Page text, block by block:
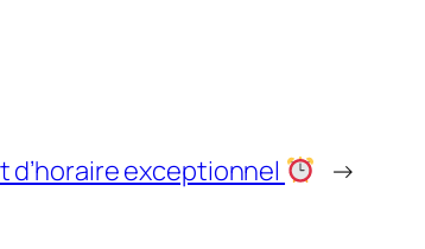
d’horaire exceptionnel →